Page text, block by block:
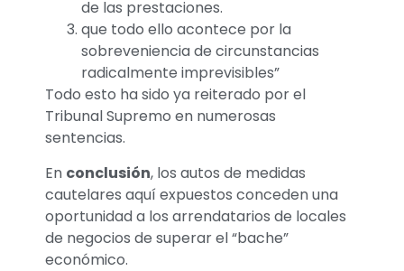
de las prestaciones.
que todo ello acontece por la
sobreveniencia de circunstancias
radicalmente imprevisibles”
Todo esto ha sido ya reiterado por el
Tribunal Supremo en numerosas
sentencias.
En conclusión, los autos de medidas
cautelares aquí expuestos conceden una
oportunidad a los arrendatarios de locales
de negocios de superar el “bache”
económico.